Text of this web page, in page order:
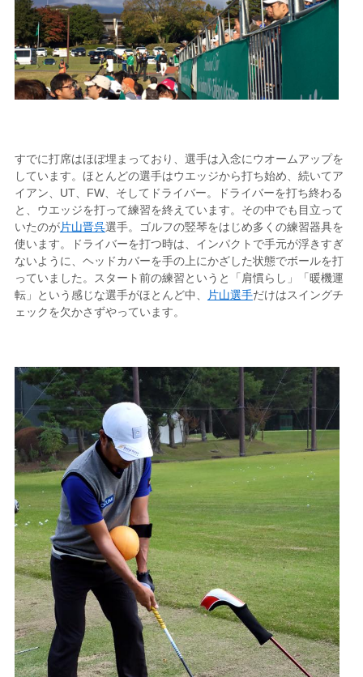
すでに打席はほぼ埋まっており、選手は入念にウオームアップを
しています。ほとんどの選手はウエッジから打ち始め、続いてア
イアン、UT、FW、そしてドライバー。ドライバーを打ち終わる
と、ウエッジを打って練習を終えています。その中でも目立って
いたのが片山晋呉選手。ゴルフの竪琴をはじめ多くの練習器具を
使います。ドライバーを打つ時は、インパクトで手元が浮きすぎ
ないように、ヘッドカバーを手の上にかざした状態でボールを打
っていました。スタート前の練習というと「肩慣らし」「暖機運
転」という感じな選手がほとんど中、
片山選手だけはスイングチ
ェックを欠かさずやっています。